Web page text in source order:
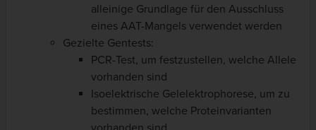
alleinige Grundlage für den Ausschluss
eines AAT-Mangels verwendet werden
Gezielte Gentests:
PCR-Test, um festzustellen, welche Allele
vorhanden sind
Isoelektrische Gelelektrophorese, um zu
bestimmen, welche Proteinvarianten